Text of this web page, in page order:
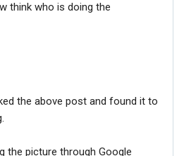
think who is doing the
the above post and found it to
the picture through Google